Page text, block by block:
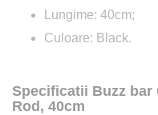
Lungime: 40cm;
Culoare: Black.
Specificatii Buzz bar
Rod, 40cm